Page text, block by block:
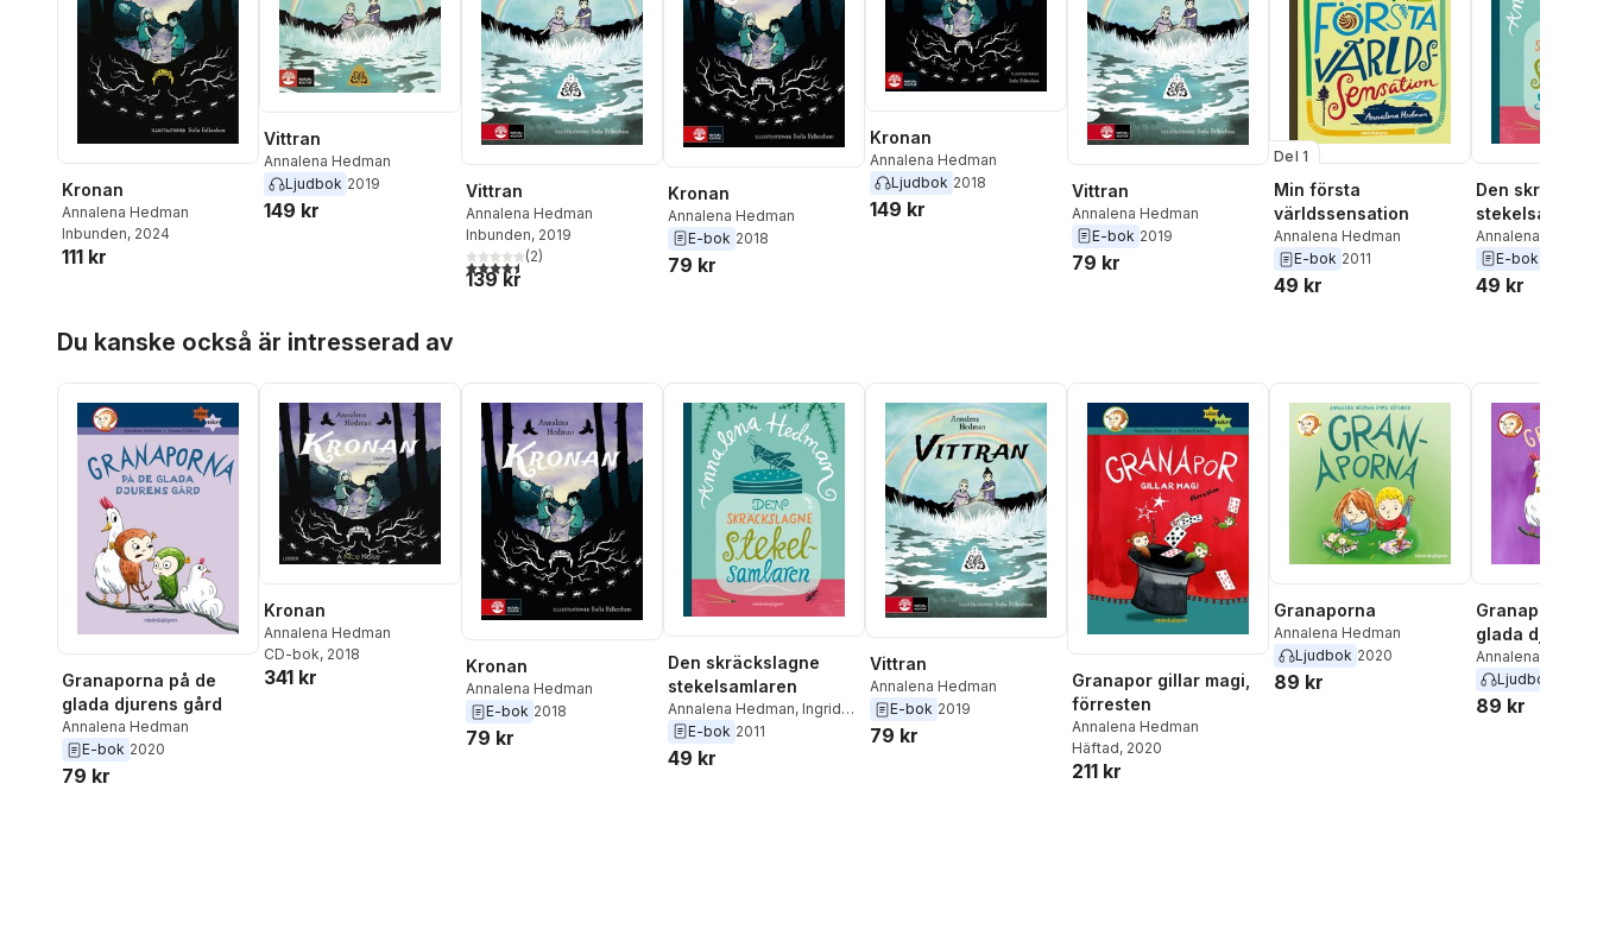
Kronan
Annalena Hedman
Inbunden, 2024
111 kr
Vittran
Annalena Hedman
Ljudbok 2019
149 kr
Vittran
Annalena Hedman
Inbunden, 2019
4,5utav 5 stjärnor. Totalt antal röster:
(2)
139 kr
Kronan
Annalena Hedman
E-bok 2018
79 kr
Kronan
Annalena Hedman
Ljudbok 2018
149 kr
Vittran
Annalena Hedman
E-bok 2019
79 kr
Del 1
Min första
världssensation
Annalena Hedman
E-bok 2011
49 kr
Den
Annalena
Olsson
E-bok
49 kr
Du kanske också är intresserad av
Granaporna på de
glada djurens gård
Annalena Hedman
E-bok 2020
79 kr
Kronan
Annalena Hedman
CD-bok, 2018
341 kr Kronan
Annalena Hedman
E-bok 2018
79 kr
Den skräckslagne
stekelsamlaren
Annalena Hedman, Ingrid
Olsson
E-bok 2011
49 kr
Vittran
Annalena Hedman
E-bok 2019
79 kr
Granapor gillar magi,
förresten
Annalena Hedman
Häftad, 2020
211 kr
Granaporna
Annalena Hedman
Ljudbok 2020
89 kr
Granaporna
glada djurens
Annalena
Ljudbok
89 kr